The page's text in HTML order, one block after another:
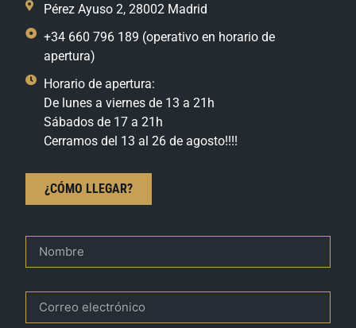
Pérez Ayuso 2, 28002 Madrid
+34 660 796 189 (operativo en horario de
apertura)
Horario de apertura:
De lunes a viernes de 13 a 21h
Sábados de 17 a 21h
Cerramos del 13 al 26 de agosto!!!!
¿CÓMO LLEGAR?